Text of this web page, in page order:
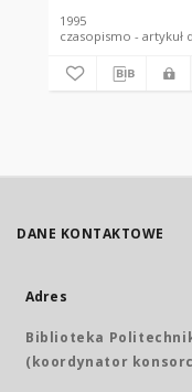
1995
DANE KONTAKTOWE
Adres
Biblioteka
(koordynator